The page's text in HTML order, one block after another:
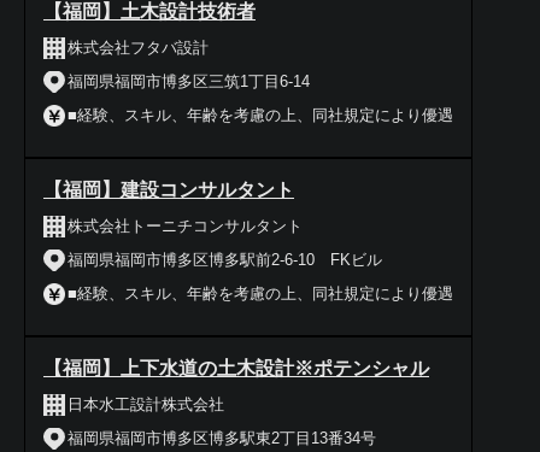
【福岡】土木設計技術者
株式会社フタバ設計
福岡県福岡市博多区三筑1丁目6-14
■経験、スキル、年齢を考慮の上、同社規定により優遇
【福岡】建設コンサルタント
株式会社トーニチコンサルタント
福岡県福岡市博多区博多駅前2-6-10 FKビル
■経験、スキル、年齢を考慮の上、同社規定により優遇
【福岡】上下水道の土木設計※ポテンシャル
日本水工設計株式会社
福岡県福岡市博多区博多駅東2丁目13番34号